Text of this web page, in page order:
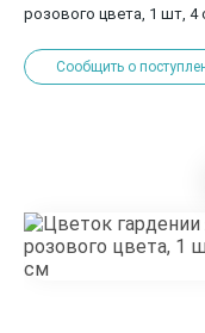
розового цвета, 1 шт, 4
Сообщить о